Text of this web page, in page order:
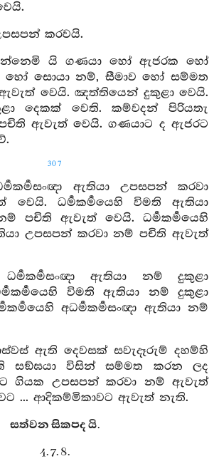
කරවයි.
යි ගණයා හෝ ඇජරක හෝ
සොයා නම්, සීමාව හෝ සම්මත
වෙයි. ඤත්තියෙන් දුකුළා වෙයි.
දෙකක් වෙති. කම්වදන් පිරියතැ
ඇවැත් වෙයි. ගණයාට ද ඇජරට
307
ඇතියා උපසපන් කරවා
ධර්‍මකර්‍මයෙහි විමති ඇතියා
පචිති ඇවැත් වෙයි. ධර්‍මකර්‍මයෙහි
උපසපන් කරවා නම් පචිති ඇවැත්
ධර්‍මකර්‍මසංඥා ඇතියා නම් දුකුළා
විමති ඇතියා නම් දුකුළා
අධර්‍මකර්‍මසංඥා ඇතියා නම්
ඇති දෙවසක් සවැදෑරුම් දහම්හි
විසින් සම්මත කරන ලද
ගියක උපසපන් කරවා නම් ඇවැත්
... ආදිකම්මිකාවට ඇවැත් නැති.
සත්වන සිකපද යි.
4. 7. 8.